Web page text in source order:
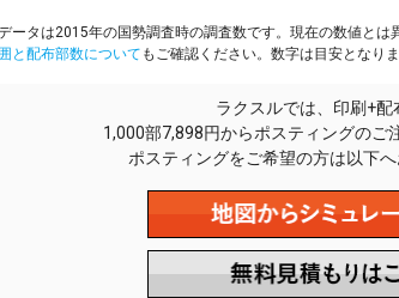
タは2015年の国勢調査時の調査数です。現在の数値とは
と配布部数について もご確認ください。数字は目安となりま
ラクスルでは、印刷+配
1,000部7,898円からポスティングのご
ポスティングをご希望の方は以下へ